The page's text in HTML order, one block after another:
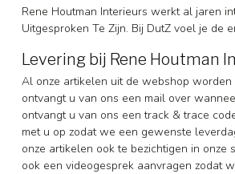
Rene Houtman Interieurs werkt al jaren
Uitgesproken Te Zijn. Bij DutZ voel je de
Levering bij Rene Houtman
Al onze artikelen uit de webshop
ontvangt u van ons een mail over
ontvangt u van ons een track & trace
met u op zodat we een gewenste
onze artikelen ook te bezichtigen in
ook een videogesprek aanvragen zodat